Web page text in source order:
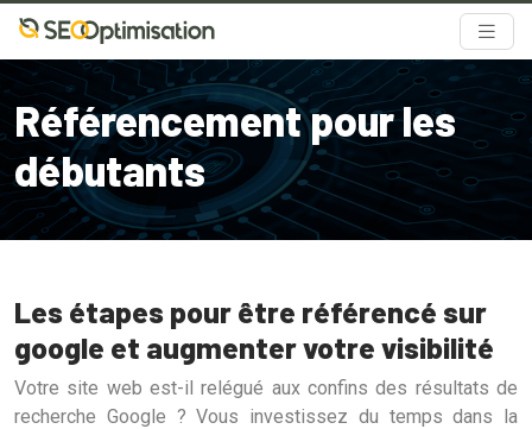
Référencement pour les
débutants
Les étapes pour être référencé sur
google et augmenter votre visibilité
Votre site web est-il relégué aux confins des résultats de
recherche Google ? Vous investissez du temps dans la